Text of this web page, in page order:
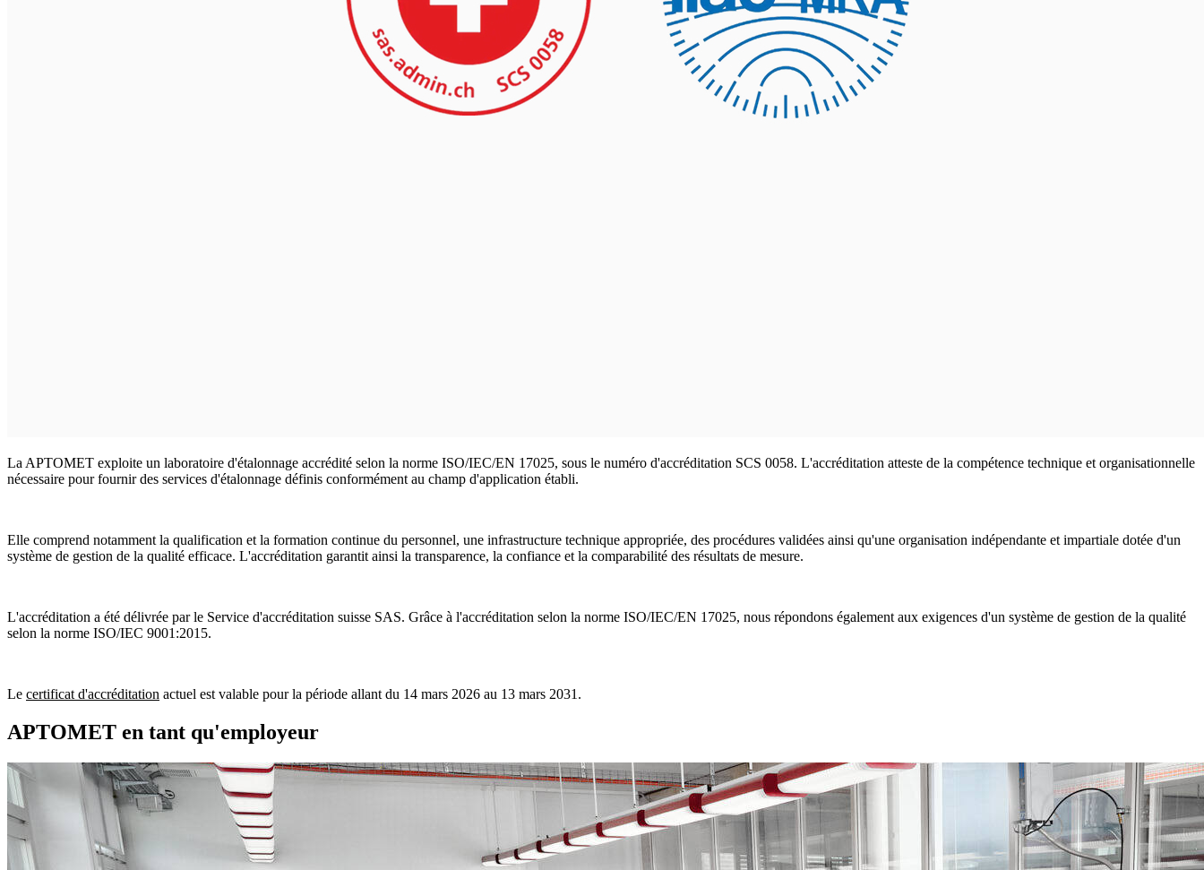
La APTOMET exploite un laboratoire d'étalonnage accrédité selon la norme ISO/IEC/EN 17025, sous le numéro d'accréditation SCS 0058. L'accréditation atteste de la compétence technique et organisationnelle
nécessaire pour fournir des services d'étalonnage définis conformément au champ d'application établi.
Elle comprend notamment la qualification et la formation continue du personnel, une infrastructure technique appropriée, des procédures validées ainsi qu'une organisation indépendante et impartiale dotée d'un
système de gestion de la qualité efficace. L'accréditation garantit ainsi la transparence, la confiance et la comparabilité des résultats de mesure.
L'accréditation a été délivrée par le Service d'accréditation suisse SAS. Grâce à l'accréditation selon la norme ISO/IEC/EN 17025, nous répondons également aux exigences d'un système de gestion de la qualité
selon la norme ISO/IEC 9001:2015.
Le certificat d'accréditation actuel est valable pour la période allant du 14 mars 2026 au 13 mars 2031.
APTOMET en tant qu'employeur